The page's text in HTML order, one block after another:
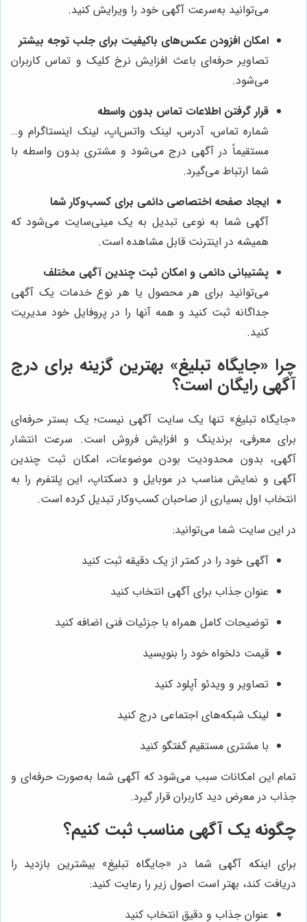
می‌توانید به‌سرعت آگهی خود را ویرایش کنید.
امکان افزودن عکس‌های باکیفیت برای جلب توجه بیشتر
تصاویر حرفه‌ای باعث افزایش نرخ کلیک و تماس کاربران
می‌شود.
قرار گرفتن اطلاعات تماس بدون واسطه
شماره تماس، آدرس، لینک واتس‌اپ، لینک اینستاگرام و…
مستقیماً در آگهی درج می‌شود و مشتری بدون واسطه با
شما ارتباط می‌گیرد.
ایجاد صفحه اختصاصی دائمی برای کسب‌وکار شما
آگهی شما به نوعی تبدیل به یک مینی‌سایت می‌شود که
همیشه در اینترنت قابل مشاهده است.
پشتیبانی دائمی و امکان ثبت چندین آگهی مختلف
می‌توانید برای هر محصول یا هر نوع خدمات یک آگهی
جداگانه ثبت کنید و همه آنها را در پروفایل خود مدیریت
کنید.
چرا «جایگاه تبلیغ» بهترین گزینه برای درج
آگهی رایگان است؟
«جایگاه تبلیغ» تنها یک سایت آگهی نیست؛ یک بستر حرفه‌ای
برای معرفی، برندینگ و افزایش فروش است. سرعت انتشار
آگهی، بدون محدودیت بودن موضوعات، امکان ثبت چندین
آگهی و نمایش مناسب در موبایل و دسکتاپ، این پلتفرم را به
انتخاب اول بسیاری از صاحبان کسب‌وکار تبدیل کرده است.
در این سایت شما می‌توانید:
آگهی خود را در کمتر از یک دقیقه ثبت کنید
عنوان جذاب برای آگهی انتخاب کنید
توضیحات کامل همراه با جزئیات فنی اضافه کنید
قیمت دلخواه خود را بنویسید
تصاویر و ویدئو آپلود کنید
لینک شبکه‌های اجتماعی درج کنید
با مشتری مستقیم گفتگو کنید
تمام این امکانات سبب می‌شود که آگهی شما به‌صورت حرفه‌ای و
جذاب در معرض دید کاربران قرار گیرد.
چگونه یک آگهی مناسب ثبت کنیم؟
برای اینکه آگهی شما در «جایگاه تبلیغ» بیشترین بازدید را
دریافت کند، بهتر است اصول زیر را رعایت کنید:
عنوان جذاب و دقیق انتخاب کنید